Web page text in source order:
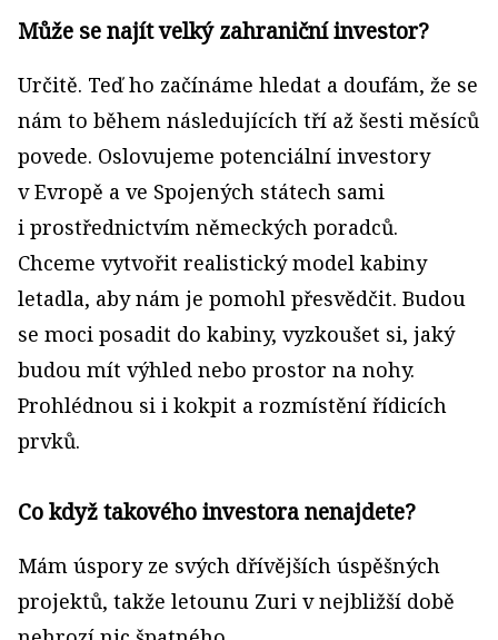
Může se najít velký zahraniční investor?
Určitě. Teď ho začínáme hledat a doufám, že se
nám to během následujících tří až šesti měsíců
povede. Oslovujeme potenciální investory
v Evropě a ve Spojených státech sami
i prostřednictvím německých poradců.
Chceme vytvořit realistický model kabiny
letadla, aby nám je pomohl přesvědčit. Budou
se moci posadit do kabiny, vyzkoušet si, jaký
budou mít výhled nebo prostor na nohy.
Prohlédnou si i kokpit a rozmístění řídicích
prvků.
Co když takového investora nenajdete?
Mám úspory ze svých dřívějších úspěšných
projektů, takže letounu Zuri v nejbližší době